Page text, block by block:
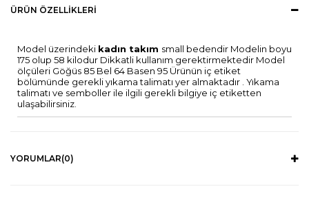
ÜRÜN ÖZELLIKLERI
Model üzerindeki kadın takım small bedendir Modelin boyu
175 olup 58 kilodur Dikkatli kullanım gerektirmektedir Model
ölçüleri Göğüs 85 Bel 64 Basen 95 Ürünün iç etiket
bölümünde gerekli yıkama talimatı yer almaktadır . Yıkama
talimatı ve semboller ile ilgili gerekli bilgiye iç etiketten
ulaşabilirsiniz.
YORUMLAR(0)